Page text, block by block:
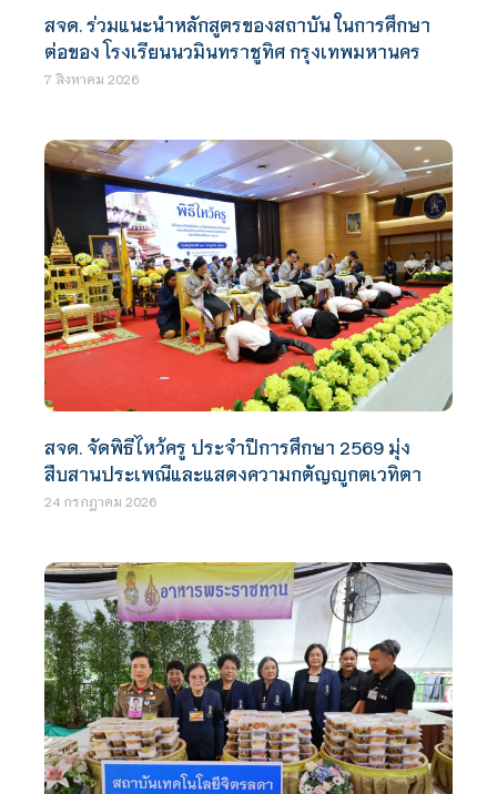
สจด. ร่วมแนะนำหลักสูตรของสถาบัน ในการศึกษา
ต่อของ โรงเรียนนวมินทราชูทิศ กรุงเทพมหานคร
7 สิงหาคม 2026
สจด. จัดพิธีไหว้ครู ประจำปีการศึกษา 2569 มุ่ง
สืบสานประเพณีและแสดงความกตัญญูกตเวทิตา
24 กรกฎาคม 2026